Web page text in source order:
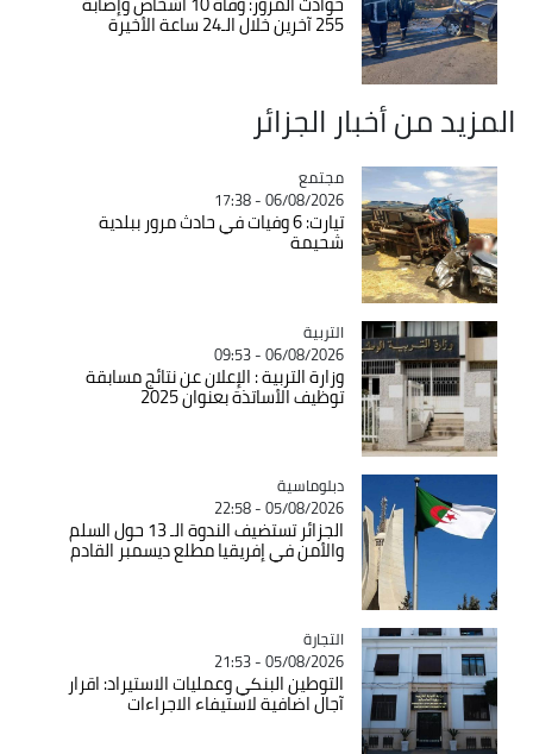
255 آخرين خلال الـ24 ساعة الأخيرة
المزيد من أخبار الجزائر
Catégorie
مجتمع
06/08/2026 - 17:38
تيارت: 6 وفيات في حادث مرور ببلدية
شحيمة
Catégorie
التربية
06/08/2026 - 09:53
وزارة التربية : الإعلان عن نتائج مسابقة
توظيف الأساتذة بعنوان 2025
Catégorie
دبلوماسية
05/08/2026 - 22:58
الجزائر تستضيف الندوة الـ 13 حول السلم
والأمن في إفريقيا مطلع ديسمبر القادم
Catégorie
التجارة
05/08/2026 - 21:53
التوطين البنكي وعمليات الاستيراد: اقرار
آجال اضافية لاستيفاء الاجراءات